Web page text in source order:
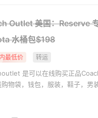
Outlet 美国：Reserve
水桶包$198
最低价 转运
是可以在线购买正品
购物袋，钱包，服装，鞋子，男
料干净到感
拿下焦糖